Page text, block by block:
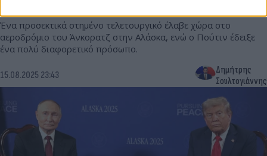
Ένα προσεκτικά στημένο τελετουργικό έλαβε χώρα στο
αεροδρόμιο του Άνκορατζ στην Αλάσκα, ενώ ο Πούτιν έδειξε
ένα πολύ διαφορετικό πρόσωπο.
15.08.2025 23:43
Δημήτρης
Σουλτογιάννης